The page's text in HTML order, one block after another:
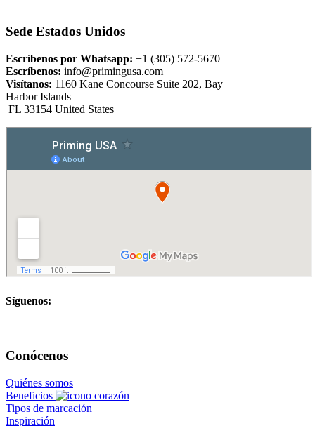
Sede Estados Unidos
Escríbenos por Whatsapp: +1 (305) 572-5670
Escríbenos: info@primingusa.com
Visítanos: 1160 Kane Concourse Suite 202, Bay
Harbor Islands
FL 33154 United States
Síguenos:
Conócenos
Quiénes somos
Beneficios
Tipos de marcación
Inspiración